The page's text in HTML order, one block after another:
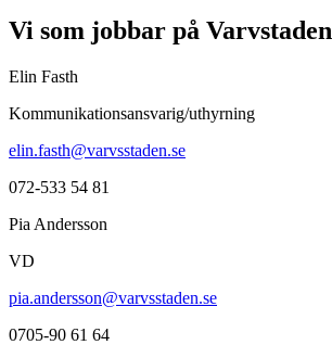
Vi som jobbar på Varvstaden
Elin Fasth
Kommunikationsansvarig/uthyrning
elin.fasth@varvsstaden.se
072-533 54 81
Pia Andersson
VD
pia.andersson@varvsstaden.se
0705-90 61 64